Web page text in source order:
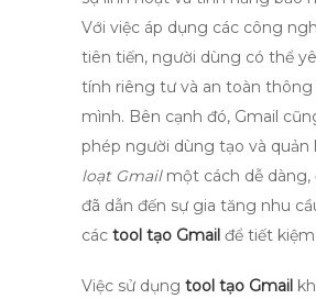
Với việc áp dụng các công
tiên tiến, người dùng có thể
tính riêng tư và an toàn thông
mình. Bên cạnh đó, Gmail
phép người dùng tạo và quản
loạt Gmailmột cách dễ dàng,
đã dẫn đến sự gia tăng nhu
các tool tạo Gmail để tiết
Việc sử dụng tool tạo Gmail